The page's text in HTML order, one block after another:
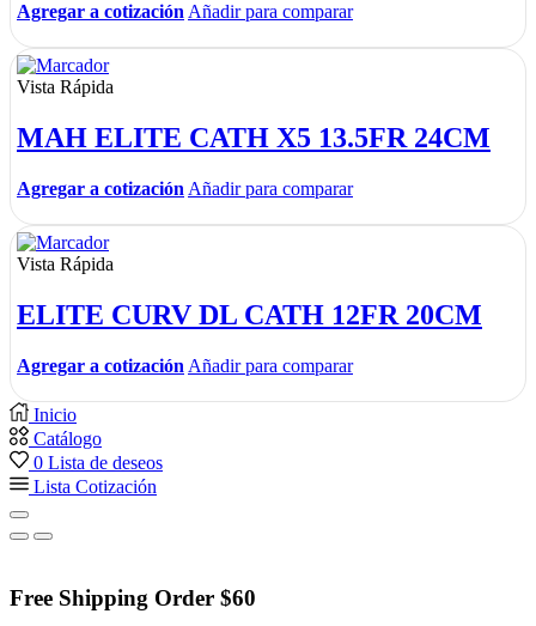
Agregar a cotización Añadir para comparar
Vista Rápida
MAH ELITE CATH X5 13.5FR 24CM
Agregar a cotización Añadir para comparar
Vista Rápida
ELITE CURV DL CATH 12FR 20CM
Agregar a cotización Añadir para comparar
Inicio
Catálogo
0 Lista de deseos
Lista Cotización
Free Shipping Order $60